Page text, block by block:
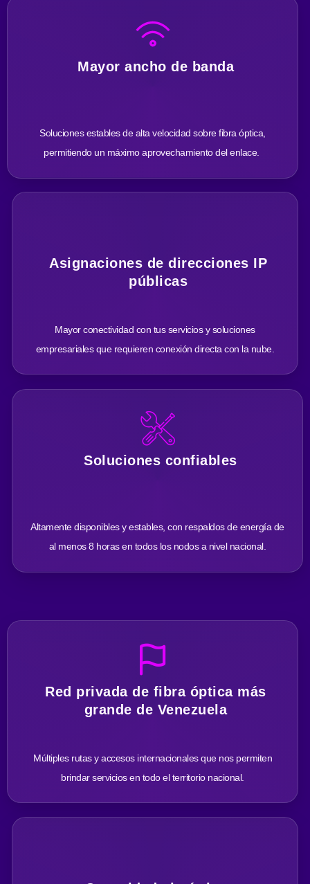
Mayor ancho de banda
Soluciones estables de alta velocidad sobre fibra óptica,
permitiendo un máximo aprovechamiento del enlace.
Asignaciones de direcciones IP
públicas
Mayor conectividad con tus servicios y soluciones
empresariales que requieren conexión directa con la nube.
Soluciones confiables
Altamente disponibles y estables, con respaldos de energía de
al menos 8 horas en todos los nodos a nivel nacional.
Red privada de fibra óptica más
grande de Venezuela
Múltiples rutas y accesos internacionales que nos permiten
brindar servicios en todo el territorio nacional.